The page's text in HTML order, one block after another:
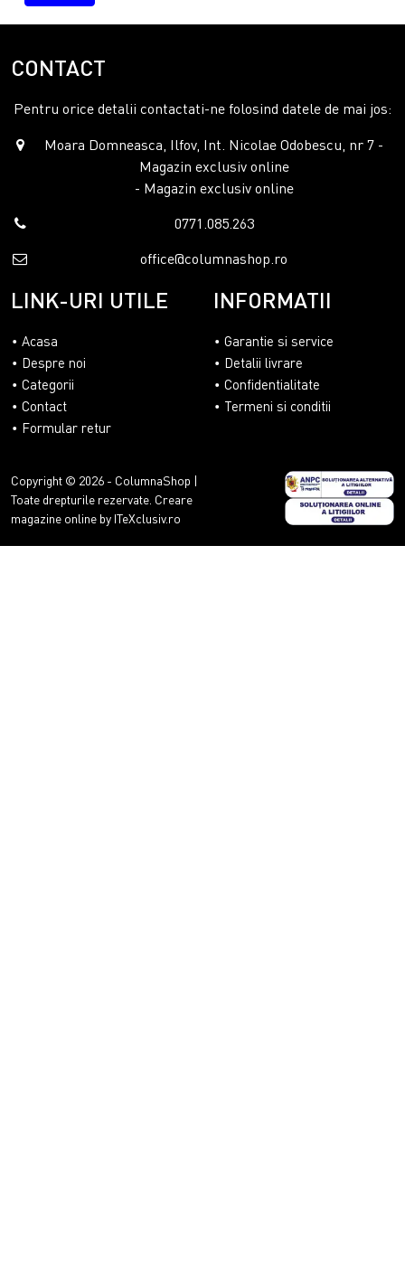
CONTACT
Pentru orice detalii contactati-ne folosind datele de mai jos:
Moara Domneasca, Ilfov, Int. Nicolae Odobescu, nr 7 -
Magazin exclusiv online
- Magazin exclusiv online
0771.085.263
office@columnashop.ro
LINK-URI UTILE
Acasa
Despre noi
Categorii
Contact
Formular retur
INFORMATII
Garantie si service
Detalii livrare
Confidentialitate
Termeni si conditii
Copyright © 2026 - ColumnaShop |
Toate drepturile rezervate. Creare
magazine online by ITeXclusiv.ro